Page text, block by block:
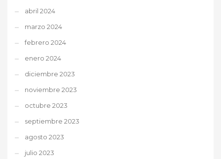
abril 2024
marzo 2024
febrero 2024
enero 2024
diciembre 2023
noviembre 2023
octubre 2023
septiembre 2023
agosto 2023
julio 2023